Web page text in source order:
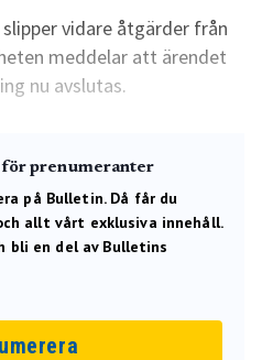
vidare åtgärder från
meddelar att ärendet
nu avslutas.
för prenumeranter
på Bulletin. Då får du
allt vårt exklusiva innehåll.
bli en del av Bulletins